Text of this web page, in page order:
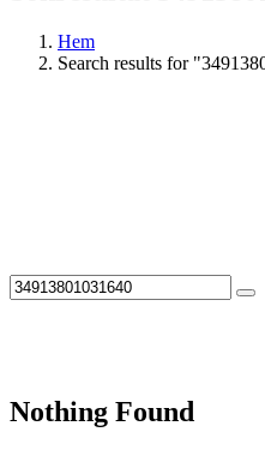
Hem
Search results for
Nothing Found